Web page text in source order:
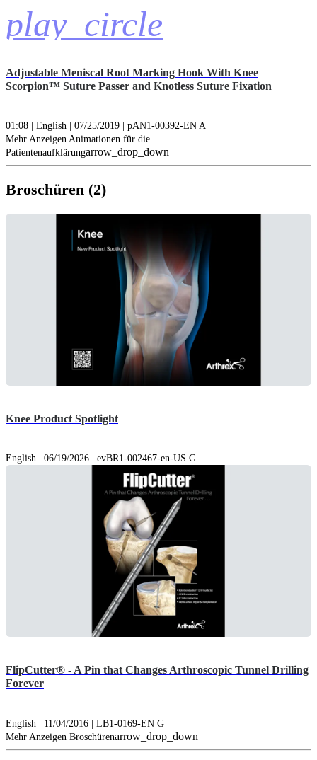
play_circle
Adjustable Meniscal Root Marking Hook With Knee
Scorpion™ Suture Passer and Knotless Suture Fixation
01:08 | English | 07/25/2019 | pAN1-00392-EN A
Mehr Anzeigen Animationen für die
Patientenaufklärungarrow_drop_down
Broschüren (2)
Knee Product Spotlight
English | 06/19/2026 | evBR1-002467-en-US G
FlipCutter® - A Pin that Changes Arthroscopic Tunnel Drilling
Forever
English | 11/04/2016 | LB1-0169-EN G
Mehr Anzeigen Broschürenarrow_drop_down